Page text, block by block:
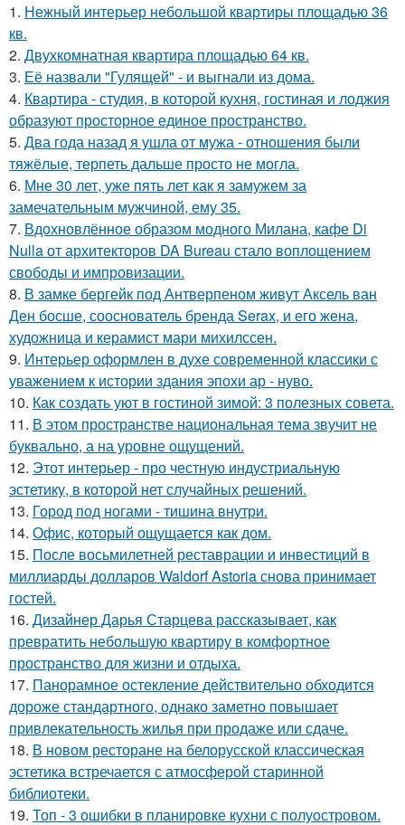
1. Нежный интерьер небольшой квартиры площадью 36
кв.
2. Двухкомнатная квартира площадью 64 кв.
3. Её назвали "Гулящей" - и выгнали из дома.
4. Квартира - студия, в которой кухня, гостиная и лоджия
образуют просторное единое пространство.
5. Два года назад я ушла от мужа - отношения были
тяжёлые, терпеть дальше просто не могла.
6. Мне 30 лет, уже пять лет как я замужем за
замечательным мужчиной, ему 35.
7. Вдохновлённое образом модного Милана, кафе Di
Nulla от архитекторов DA Bureau стало воплощением
свободы и импровизации.
8. В замке бергейк под Антверпеном живут Аксель ван
Ден босше, сооснователь бренда Serax, и его жена,
художница и керамист мари михилссен.
9. Интерьер оформлен в духе современной классики с
уважением к истории здания эпохи ар - нуво.
10. Как создать уют в гостиной зимой: 3 полезных совета.
11. В этом пространстве национальная тема звучит не
буквально, а на уровне ощущений.
12. Этот интерьер - про честную индустриальную
эстетику, в которой нет случайных решений.
13. Город под ногами - тишина внутри.
14. Офис, который ощущается как дом.
15. После восьмилетней реставрации и инвестиций в
миллиарды долларов Waldorf Astoria снова принимает
гостей.
16. Дизайнер Дарья Старцева рассказывает, как
превратить небольшую квартиру в комфортное
пространство для жизни и отдыха.
17. Панорамное остекление действительно обходится
дороже стандартного, однако заметно повышает
привлекательность жилья при продаже или сдаче.
18. В новом ресторане на белорусской классическая
эстетика встречается с атмосферой старинной
библиотеки.
19. Топ - 3 ошибки в планировке кухни с полуостровом.